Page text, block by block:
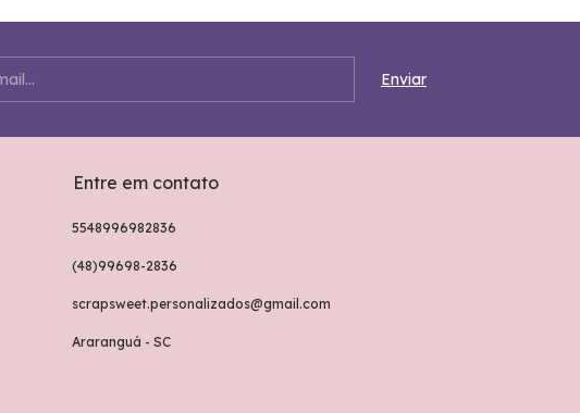
Entre em contato
5548996982836
(48)99698-2836
scrapsweet.personalizados@gmail.com
Araranguá - SC